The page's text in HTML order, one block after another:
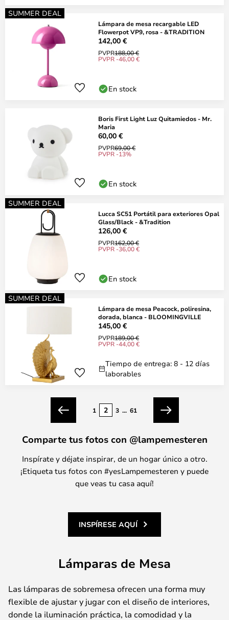
SUMMER DEAL
Lámpara de mesa recargable LED
Flowerpot VP9, rosa - &TRADITION
142,00 €
PVPR188,00 €
PVPR -46,00 €
En stock
Boris First Light Luz Quitamiedos - Mr.
Maria
60,00 €
PVPR69,00 €
PVPR -13%
En stock
SUMMER DEAL
Lucca SC51 Portátil para exteriores Opal
Glass/Black - &Tradition
126,00 €
PVPR162,00 €
PVPR -36,00 €
En stock
SUMMER DEAL
Lámpara de mesa Peacock, poliresina,
dorada, blanca - BLOOMINGVILLE
145,00 €
PVPR189,00 €
PVPR -44,00 €
Tiempo de entrega: 8 - 12 días
laborables
Anterior
1 2 3 ... 61
Siguiente
Comparte tus fotos con @lampemesteren
Inspírate y déjate inspirar, de un hogar único a otro.
¡Etiqueta tus fotos con #yesLampemesteren y puede
que veas tu casa aquí!
INSPÍRESE AQUÍ
Lámparas de Mesa
Las lámparas de sobremesa ofrecen una forma muy
flexible de ajustar y jugar con el diseño de interiores,
donde la iluminación práctica, la comodidad y la